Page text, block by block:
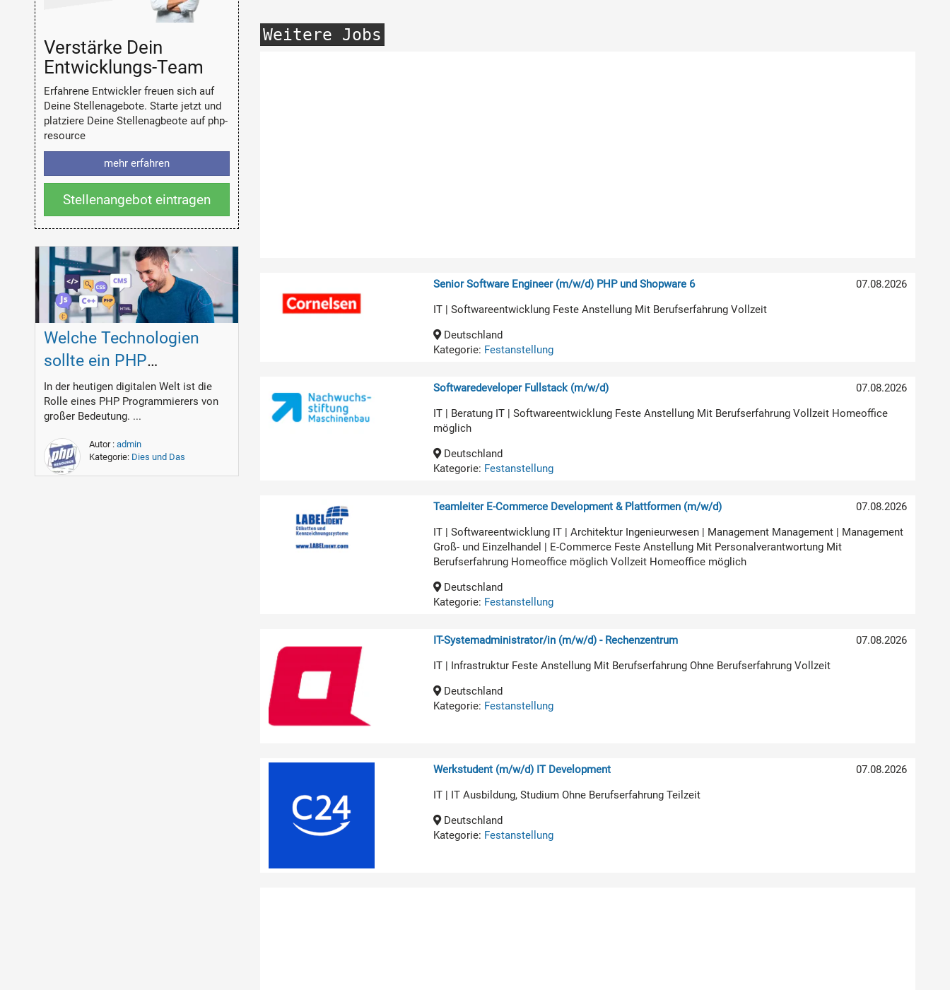
Weitere Jobs
07.08.2026
Senior Software Engineer (m/w/d) PHP und Shopware 6
IT | Softwareentwicklung Feste Anstellung Mit Berufserfahrung Vollzeit
Deutschland
Kategorie: Festanstellung
07.08.2026
Softwaredeveloper Fullstack (m/w/d)
IT | Beratung IT | Softwareentwicklung Feste Anstellung Mit Berufserfahrung Vollzeit Homeoffice
möglich
Deutschland
Kategorie: Festanstellung
07.08.2026
Teamleiter E-Commerce Development & Plattformen (m/w/d)
IT | Softwareentwicklung IT | Architektur Ingenieurwesen | Management Management | Management
Groß- und Einzelhandel | E-Commerce Feste Anstellung Mit Personalverantwortung Mit
Berufserfahrung Homeoffice möglich Vollzeit Homeoffice möglich
Deutschland
Kategorie: Festanstellung
07.08.2026
IT-Systemadministrator/in (m/w/d) - Rechenzentrum
IT | Infrastruktur Feste Anstellung Mit Berufserfahrung Ohne Berufserfahrung Vollzeit
Deutschland
Kategorie: Festanstellung
07.08.2026
Werkstudent (m/w/d) IT Development
IT | IT Ausbildung, Studium Ohne Berufserfahrung Teilzeit
Deutschland
Kategorie: Festanstellung
Verstärke Dein
Entwicklungs-Team
Erfahrene Entwickler freuen sich auf
Deine Stellenagebote. Starte jetzt und
platziere Deine Stellenagbeote auf php-
resource
mehr erfahren
Stellenangebot eintragen
Welche Technologien
sollte ein PHP
Programmierer
beherrschen?
In der heutigen digitalen Welt ist die
Rolle eines PHP Programmierers von
großer Bedeutung. ...
Autor : admin
Kategorie: Dies und Das